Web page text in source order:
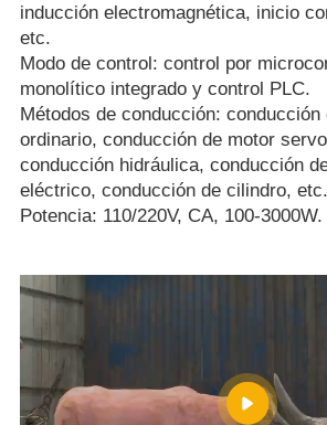
inducción electromagnética, inicio
etc.
Modo de control: control por
monolítico integrado y control PLC.
Métodos de conducción:
ordinario, conducción de motor
conducción hidráulica, conducción
eléctrico, conducción de cilindro, etc.
Potencia: 110/220V, CA, 100-3000W.